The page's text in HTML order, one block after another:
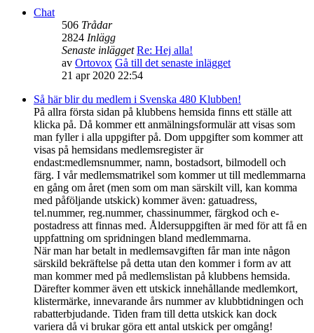
Chat
506 Trådar
2824 Inlägg
Senaste inlägget Re: Hej alla!
av Ortovox Gå till det senaste inlägget
21 apr 2020 22:54
Så här blir du medlem i Svenska 480 Klubben!
På allra första sidan på klubbens hemsida finns ett ställe att
klicka på. Då kommer ett anmälningsformulär att visas som
man fyller i alla uppgifter på. Dom uppgifter som kommer att
visas på hemsidans medlemsregister är
endast:medlemsnummer, namn, bostadsort, bilmodell och
färg. I vår medlemsmatrikel som kommer ut till medlemmarna
en gång om året (men som om man särskilt vill, kan komma
med påföljande utskick) kommer även: gatuadress,
tel.nummer, reg.nummer, chassinummer, färgkod och e-
postadress att finnas med. Åldersuppgiften är med för att få en
uppfattning om spridningen bland medlemmarna.
När man har betalt in medlemsavgiften får man inte någon
särskild bekräftelse på detta utan den kommer i form av att
man kommer med på medlemslistan på klubbens hemsida.
Därefter kommer även ett utskick innehållande medlemkort,
klistermärke, innevarande års nummer av klubbtidningen och
rabatterbjudande. Tiden fram till detta utskick kan dock
variera då vi brukar göra ett antal utskick per omgång!